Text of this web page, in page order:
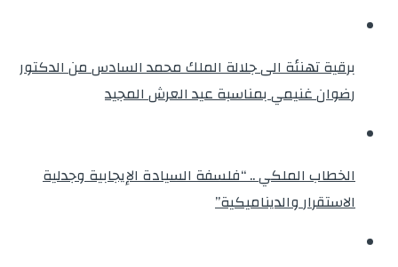
برقية تهنئة الى جلالة الملك محمد السادس من الدكتور
رضوان غنيمي بمناسبة عيد العرش المجيد
الخطاب الملكي .. “فلسفة السيادة الإيجابية وجدلية
الاستقرار والديناميكية”